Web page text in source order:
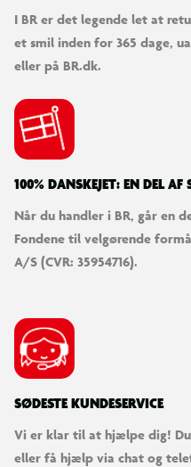
I BR er det legende let at
et smil inden for 365 dage,
eller på BR.dk.
100% DANSKEJET: EN DEL
Når du handler i BR, går en
Fondene til velgørende
A/S (CVR: 35954716).
SØDESTE KUNDESERVICE
Vi er klar til at hjælpe dig!
eller få hjælp via chat og